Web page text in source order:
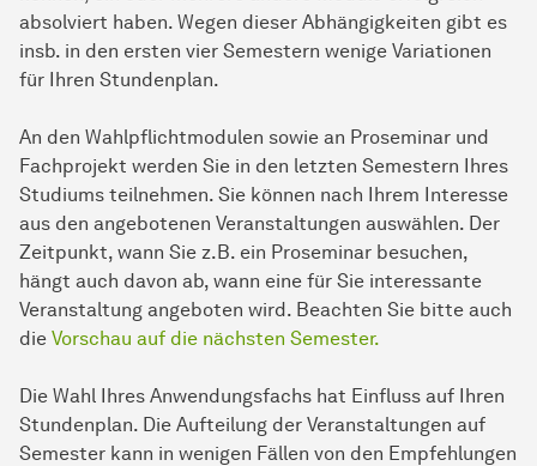
absolviert haben. Wegen dieser Abhängigkeiten gibt es
insb. in den ersten vier Semestern wenige Variationen
für Ihren Stundenplan.
An den Wahlpflichtmodulen sowie an Proseminar und
Fachprojekt werden Sie in den letzten Semestern Ihres
Studiums teilnehmen. Sie können nach Ihrem Interesse
aus den angebotenen Veranstaltungen auswählen. Der
Zeitpunkt, wann Sie z.B. ein Proseminar besuchen,
hängt auch davon ab, wann eine für Sie interessante
Veranstaltung angeboten wird. Beachten Sie bitte auch
die Vorschau auf die nächsten Semester.
Die Wahl Ihres Anwendungsfachs hat Einfluss auf Ihren
Stundenplan. Die Aufteilung der Veranstaltungen auf
Semester kann in wenigen Fällen von den Empfehlungen